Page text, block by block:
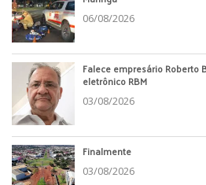
06/08/2026
Falece empresário Roberto
eletrônico RBM
03/08/2026
Finalmente
03/08/2026